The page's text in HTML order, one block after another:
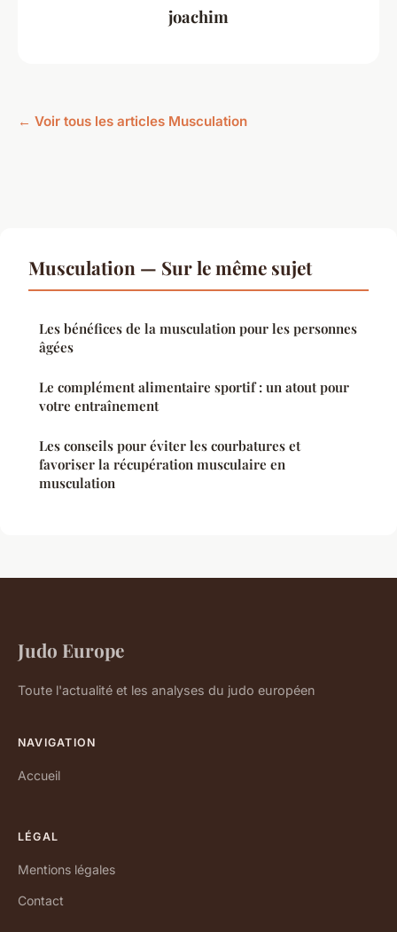
joachim
← Voir tous les articles Musculation
Musculation — Sur le même sujet
Les bénéfices de la musculation pour les personnes
âgées
Le complément alimentaire sportif : un atout pour
votre entraînement
Les conseils pour éviter les courbatures et
favoriser la récupération musculaire en
musculation
Judo Europe
Toute l'actualité et les analyses du judo européen
NAVIGATION
Accueil
LÉGAL
Mentions légales
Contact